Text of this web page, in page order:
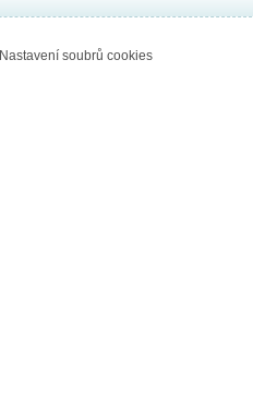
Nastavení soubrů cookies